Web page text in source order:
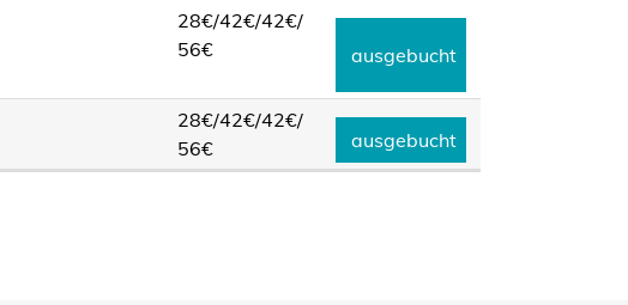
28€/42€/42€/
56€
ausgebucht
28€/42€/42€/
56€
ausgebucht